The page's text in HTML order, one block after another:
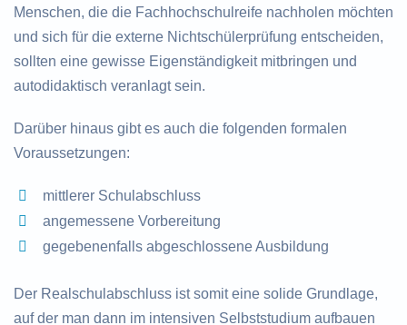
Menschen, die die Fachhochschulreife nachholen möchten
und sich für die externe Nichtschülerprüfung entscheiden,
sollten eine gewisse Eigenständigkeit mitbringen und
autodidaktisch veranlagt sein.
Darüber hinaus gibt es auch die folgenden formalen
Voraussetzungen:
mittlerer Schulabschluss
angemessene Vorbereitung
gegebenenfalls abgeschlossene Ausbildung
Der Realschulabschluss ist somit eine solide Grundlage,
auf der man dann im intensiven Selbststudium aufbauen